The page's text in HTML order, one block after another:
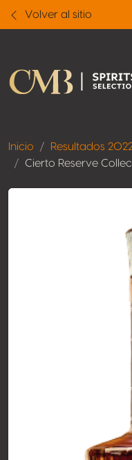
Volver al sitio
Inicio Resultados
Cierto Reserve